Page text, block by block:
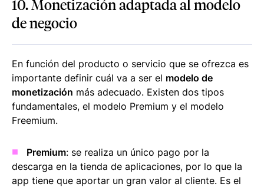
10. Monetización adaptada al modelo
de negocio
En función del producto o servicio que se ofrezca es
importante definir cuál va a ser el modelo de
monetización más adecuado. Existen dos tipos
fundamentales, el modelo Premium y el modelo
Freemium.
Premium: se realiza un único pago por la
descarga en la tienda de aplicaciones, por lo que la
app tiene que aportar un gran valor al cliente. Es el